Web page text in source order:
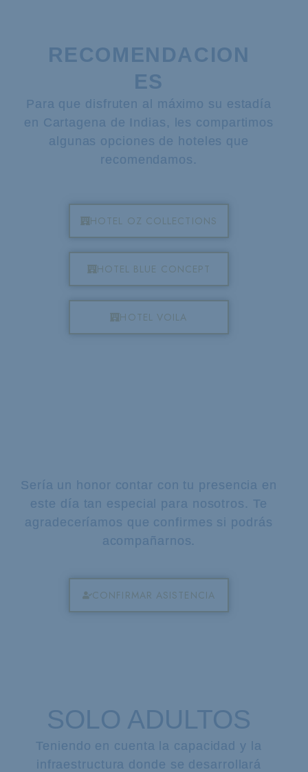
RECOMENDACION
ES
Para que disfruten al máximo su estadía
en Cartagena de Indias, les compartimos
algunas opciones de hoteles que
recomendamos.
HOTEL OZ COLLECTIONS
HOTEL BLUE CONCEPT
HOTEL VOILA
Sería un honor contar con tu presencia en
este día tan especial para nosotros. Te
agradeceríamos que confirmes si podrás
acompañarnos.
CONFIRMAR ASISTENCIA
SOLO ADULTOS
Teniendo en cuenta la capacidad y la
infraestructura donde se desarrollará